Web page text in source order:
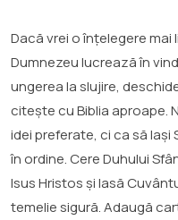
Dacă vrei o înțelegere mai
Dumnezeu lucrează în
ungerea la slujire,
citește cu Biblia aproape.
idei preferate, ci ca să
în ordine. Cere Duhului
Isus Hristos și lasă
temelie sigură. Adaugă